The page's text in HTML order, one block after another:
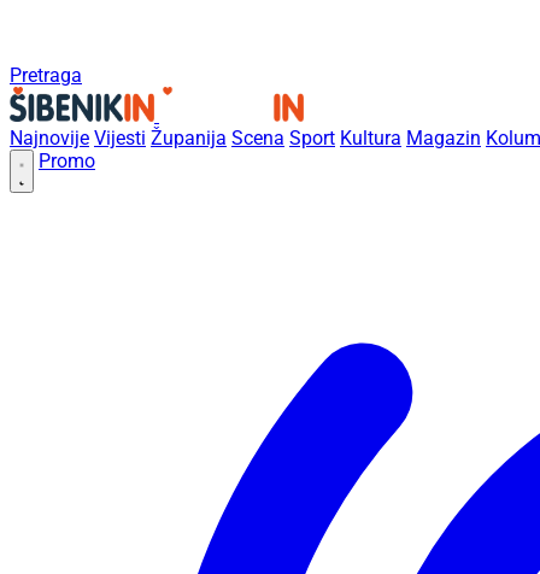
Pretraga
Najnovije Vijesti Županija Scena Sport Kultura Magazin
Promo